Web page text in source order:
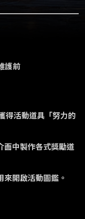
護前
得活動道具「努力的
面中製作各式獎勵道
開啟活動圖鑑。